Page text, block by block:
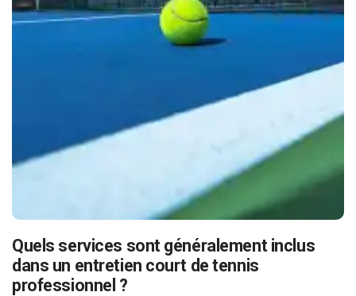
Quels services sont généralement inclus
dans un entretien court de tennis
professionnel ?